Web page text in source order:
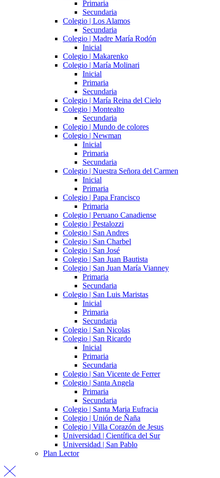
Primaria
Secundaria
Colegio | Los Alamos
Secundaria
Colegio | Madre María Rodón
Inicial
Colegio | Makarenko
Colegio | María Molinari
Inicial
Primaria
Secundaria
Colegio | María Reina del Cielo
Colegio | Montealto
Secundaria
Colegio | Mundo de colores
Colegio | Newman
Inicial
Primaria
Secundaria
Colegio | Nuestra Señora del Carmen
Inicial
Primaria
Colegio | Papa Francisco
Primaria
Colegio | Peruano Canadiense
Colegio | Pestalozzi
Colegio | San Andres
Colegio | San Charbel
Colegio | San José
Colegio | San Juan Bautista
Colegio | San Juan María Vianney
Primaria
Secundaria
Colegio | San Luis Maristas
Inicial
Primaria
Secundaria
Colegio | San Nicolas
Colegio | San Ricardo
Inicial
Primaria
Secundaria
Colegio | San Vicente de Ferrer
Colegio | Santa Angela
Primaria
Secundaria
Colegio | Santa Maria Eufracia
Colegio | Unión de Ñaña
Colegio | Villa Corazón de Jesus
Universidad | Científica del Sur
Universidad | San Pablo
Plan Lector